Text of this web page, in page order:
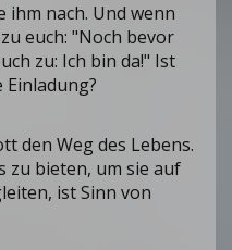
ihm nach. Und wenn
euch: "Noch bevor
zu: Ich bin da!" Ist
den Weg des Lebens.
zu bieten, um sie auf
ist Sinn von